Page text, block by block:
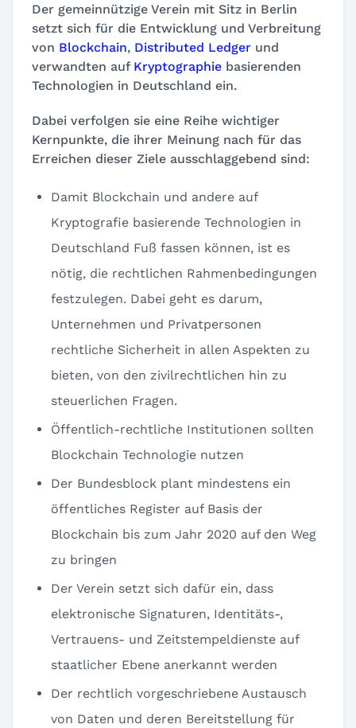
Der gemeinnützige Verein mit Sitz in Berlin
setzt sich für die Entwicklung und Verbreitung
von Blockchain, Distributed Ledger und
verwandten auf Kryptographie basierenden
Technologien in Deutschland ein.
Dabei verfolgen sie eine Reihe wichtiger
Kernpunkte, die ihrer Meinung nach für das
Erreichen dieser Ziele ausschlaggebend sind:
Damit Blockchain und andere auf
Kryptografie basierende Technologien in
Deutschland Fuß fassen können, ist es
nötig, die rechtlichen Rahmenbedingungen
festzulegen. Dabei geht es darum,
Unternehmen und Privatpersonen
rechtliche Sicherheit in allen Aspekten zu
bieten, von den zivilrechtlichen hin zu
steuerlichen Fragen.
Öffentlich-rechtliche Institutionen sollten
Blockchain Technologie nutzen
Der Bundesblock plant mindestens ein
öffentliches Register auf Basis der
Blockchain bis zum Jahr 2020 auf den Weg
zu bringen
Der Verein setzt sich dafür ein, dass
elektronische Signaturen, Identitäts-,
Vertrauens- und Zeitstempeldienste auf
staatlicher Ebene anerkannt werden
Der rechtlich vorgeschriebene Austausch
von Daten und deren Bereitstellung für